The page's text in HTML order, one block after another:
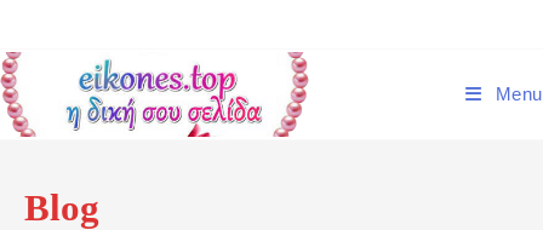
content
Menu
Blog